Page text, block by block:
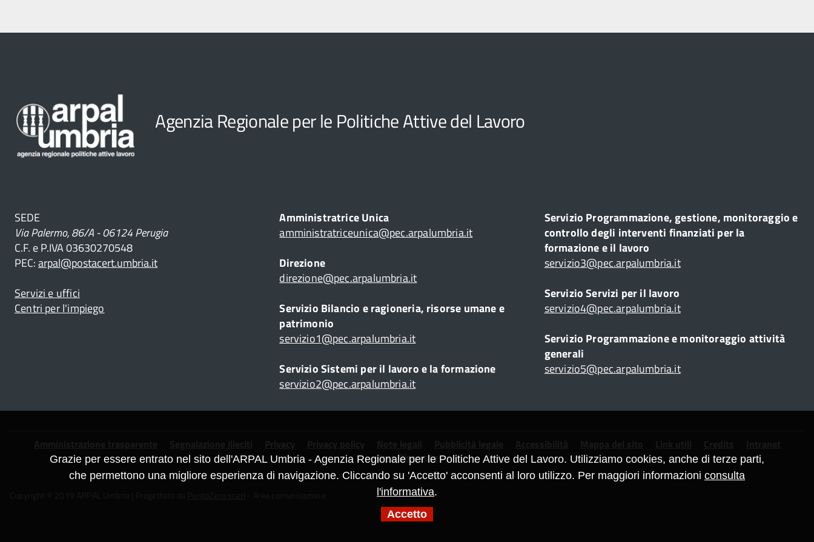
Agenzia Regionale per le Politiche Attive del Lavoro
SEDE
Via Palermo, 86/A - 06124 Perugia
C.F. e P.IVA 03630270548
PEC:arpal@postacert.umbria.it
Servizi e uffici
Centri per l'impiego
Amministratrice Unica
amministratriceunica@pec.arpalumbria.it
Direzione
direzione@pec.arpalumbria.it
Servizio Bilancio e ragioneria, risorse umane e
patrimonio
servizio1@pec.arpalumbria.it
Servizio Sistemi per il lavoro e la formazione
servizio2@pec.arpalumbria.it
Servizio Programmazione, gestione, monitoraggio e
controllo degli interventi finanziati per la
formazione e il lavoro
servizio3@pec.arpalumbria.it
Servizio Servizi per il lavoro
servizio4@pec.arpalumbria.it
Servizio Programmazione e monitoraggio attività
generali
servizio5@pec.arpalumbria.it
Area Riservata
Grazie per essere entrato nel sito dell'ARPAL Umbria - Agenzia Regionale per le Politiche Attive del Lavoro. Utilizziamo cookies, anche di terze parti,
che permettono una migliore esperienza di navigazione. Cliccando su 'Accetto' acconsenti al loro utilizzo. Per maggiori informazioni consulta
l'informativa.
Accetto